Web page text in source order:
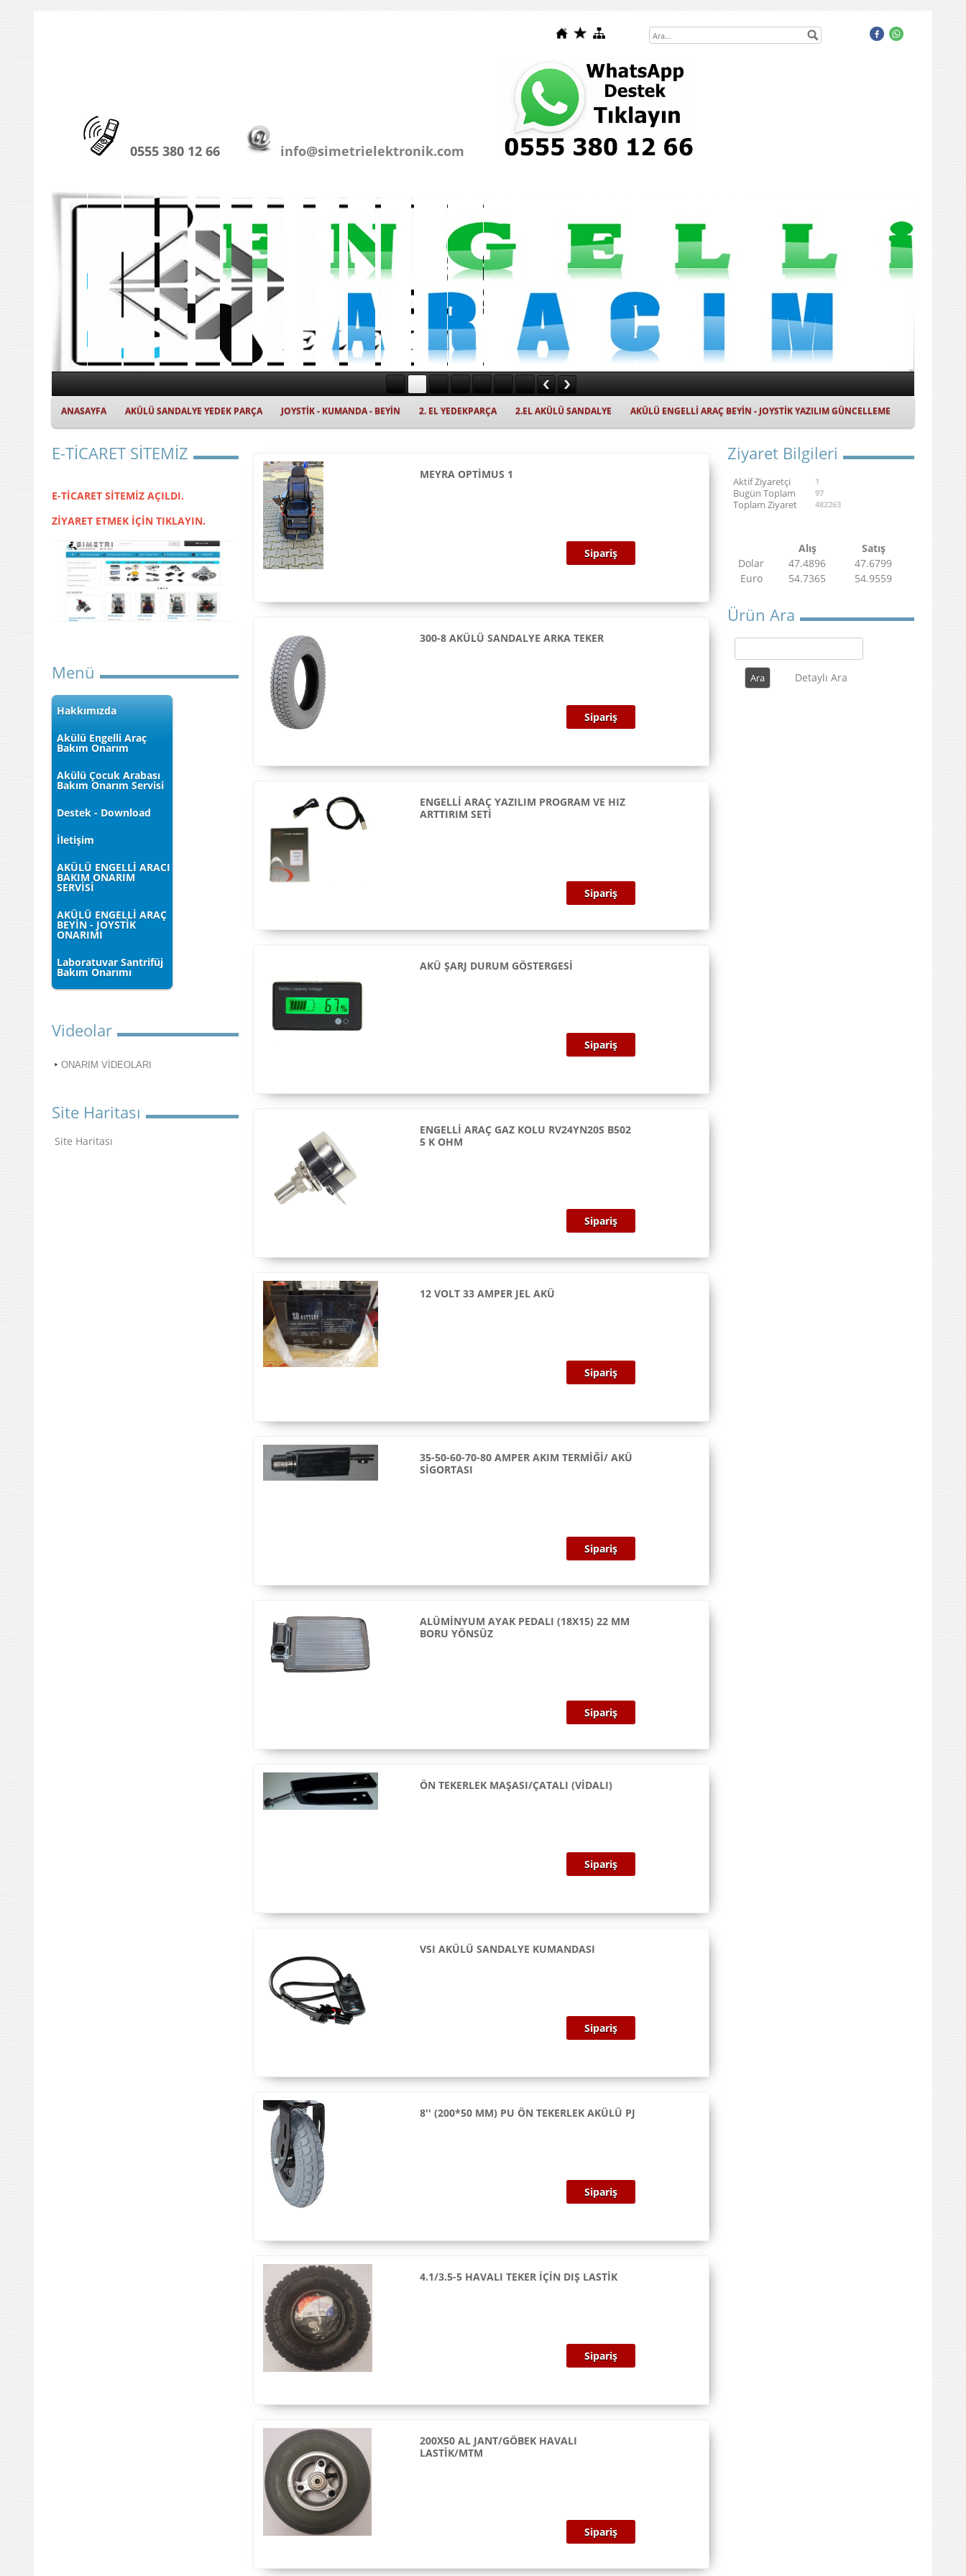
0555 380 12 66 info@simetrielektronik.com
ANASAYFA AKÜLÜ SANDALYE YEDEK PARÇA JOYSTİK - KUMANDA - BEYİN 2. EL YEDEKPARÇA 2.EL AKÜLÜ SANDALYE AKÜLÜ ENGELLİ ARAÇ BEYİN - JOYSTİK YAZILIM GÜNCELLEME
E-TİCARET SİTEMİZ
E-TİCARET SİTEMİZ AÇILDI.
ZİYARET ETMEK İÇİN TIKLAYIN.
Menü
Hakkımızda
Akülü Engelli Araç
Bakım Onarım
Akülü Çocuk Arabası
Bakım Onarım Servisi
Destek - Download
İletişim
AKÜLÜ ENGELLİ ARACI
BAKIM ONARIM
SERVİSİ
AKÜLÜ ENGELLİ ARAÇ
BEYİN - JOYSTİK
ONARIMI
Laboratuvar Santrifüj
Bakım Onarımı
Videolar
ONARIM VİDEOLARI
Site Haritası
Site Haritası
MEYRA OPTİMUS 1
Sipariş
300-8 AKÜLÜ SANDALYE ARKA TEKER
Sipariş
ENGELLİ ARAÇ YAZILIM PROGRAM VE HIZ
ARTTIRIM SETİ
Sipariş
AKÜ ŞARJ DURUM GÖSTERGESİ
Sipariş
ENGELLİ ARAÇ GAZ KOLU RV24YN20S B502
5 K OHM
Sipariş
12 VOLT 33 AMPER JEL AKÜ
Sipariş
35-50-60-70-80 AMPER AKIM TERMİĞİ/ AKÜ
SİGORTASI
Sipariş
ALÜMİNYUM AYAK PEDALI (18X15) 22 MM
BORU YÖNSÜZ
Sipariş
ÖN TEKERLEK MAŞASI/ÇATALI (VİDALI)
Sipariş
VSI AKÜLÜ SANDALYE KUMANDASI
Sipariş
8'' (200*50 MM) PU ÖN TEKERLEK AKÜLÜ PJ
Sipariş
4.1/3.5-5 HAVALI TEKER İÇİN DIŞ LASTİK
Sipariş
200X50 AL JANT/GÖBEK HAVALI
LASTİK/MTM
Sipariş
Ziyaret Bilgileri
Aktif Ziyaretçi 1
Bugün Toplam 97
Toplam Ziyaret 482263
Alış
Satış
Dolar
47.4896
47.6799
Euro
54.7365 54.9559
Ürün Ara
Detaylı Ara